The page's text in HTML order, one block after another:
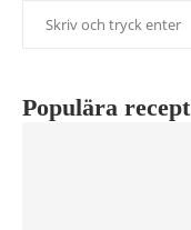
Populära recept